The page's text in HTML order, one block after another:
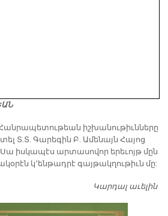
իշխանութիւնները
Տ.Տ. Գարեգին Բ. Ամենայն Հայոց
իսկապէս արտասովոր երեւոյթ մըն
կ՚ենթադրէ գայթակղութիւն մը:
Կարդալ աւելին